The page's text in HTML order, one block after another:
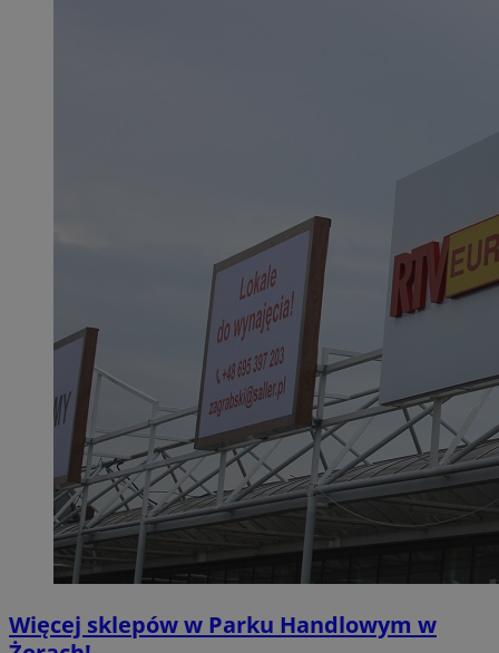
Więcej sklepów w Parku Handlowym w